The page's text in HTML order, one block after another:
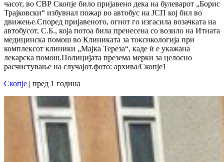
часот, во СВР Скопје било пријавено дека на булеварот „Борис
Трајковски“ избувнал пожар во автобус на ЈСП кој бил во
движење.Според пријавеното, огнот го изгасила возачката на
автобусот, С.Б., која потоа била пренесена со возило на Итната
медицинска помош во Клиниката за токсикологија при
комплексот клиники „Мајка Тереза“, каде ѝ е укажана
лекарска помош.Полицијата презема мерки за целосно
расчистување на случајот.фото: архива/Скопје1
Скопје | пред 1 година